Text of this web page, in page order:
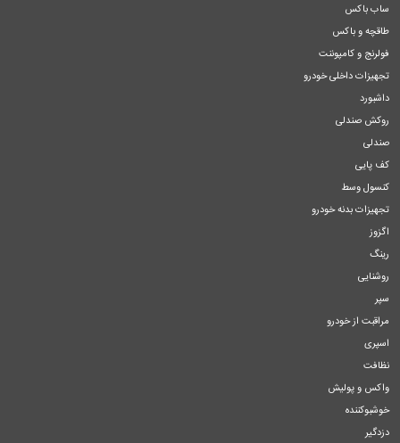
ساب باکس
طاقچه و باکس
فولرنج و کامپوننت
تجهیزات داخلی خودرو
داشبورد
روکش صندلی
صندلی
کف پایی
کنسول وسط
تجهیزات بدنه خودرو
اگزوز
رینگ
روشنایی
سپر
مراقبت از خودرو
اسپری
نظافت
واکس و پولیش
خوشبوکننده
دزدگیر